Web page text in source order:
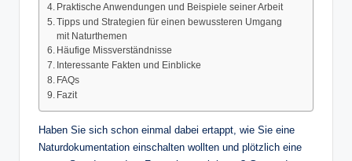
Praktische Anwendungen und Beispiele seiner Arbeit
Tipps und Strategien für einen bewussteren Umgang
mit Naturthemen
Häufige Missverständnisse
Interessante Fakten und Einblicke
FAQs
Fazit
Haben Sie sich schon einmal dabei ertappt, wie Sie eine
Naturdokumentation einschalten wollten und plötzlich eine